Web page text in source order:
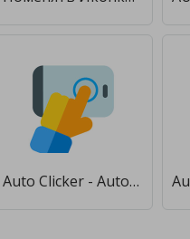
Auto Clicker - Automatic tap [Premium]